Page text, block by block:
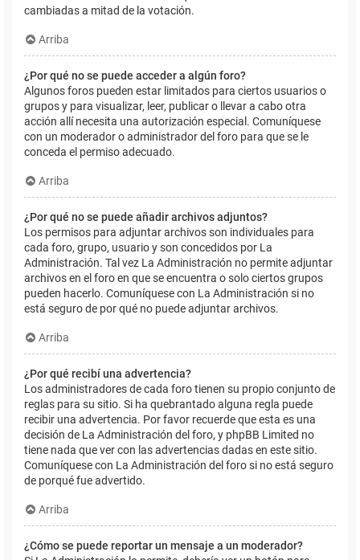
cambiadas a mitad de la votación.
Arriba
¿Por qué no se puede acceder a algún foro?
Algunos foros pueden estar limitados para ciertos usuarios o
grupos y para visualizar, leer, publicar o llevar a cabo otra
acción allí necesita una autorización especial. Comuníquese
con un moderador o administrador del foro para que se le
conceda el permiso adecuado.
Arriba
¿Por qué no se puede añadir archivos adjuntos?
Los permisos para adjuntar archivos son individuales para
cada foro, grupo, usuario y son concedidos por La
Administración. Tal vez La Administración no permite adjuntar
archivos en el foro en que se encuentra o solo ciertos grupos
pueden hacerlo. Comuníquese con La Administración si no
está seguro de por qué no puede adjuntar archivos.
Arriba
¿Por qué recibí una advertencia?
Los administradores de cada foro tienen su propio conjunto de
reglas para su sitio. Si ha quebrantado alguna regla puede
recibir una advertencia. Por favor recuerde que esta es una
decisión de La Administración del foro, y phpBB Limited no
tiene nada que ver con las advertencias dadas en este sitio.
Comuníquese con La Administración del foro si no está seguro
de porqué fue advertido.
Arriba
¿Cómo se puede reportar un mensaje a un moderador?